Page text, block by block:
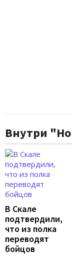
Внутри
В Скале
подтвердили,
что из полка
переводят
бойцов